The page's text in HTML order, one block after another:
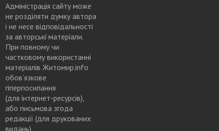
Адміністрація сайту може
не розділяти думку автора
і не несе відповідальності
за авторські матеріали.
При повному чи
частковому використанні
матеріалів Житомир.info
обов’язкове
гіперпосилання
(для інтернет-ресурсів),
або письмова згода
редакції (для друкованих
видань)